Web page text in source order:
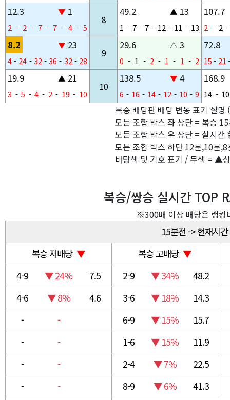
12.3 ▼ 1
2 - 2 - 7 - 7 - 4 - 5
8
49.2 ▲ 13
1 - 7 - 7 - 12 - 11 - 13
107.7
2 - 2 -
8.2 ▼ 23
4- 24 - 32 -36 - 32 - 28
9
29.6 △ 3
0 - 1 - 2 - 1 - 1 - 2
72.8
15 - 21
19.9 ▲ 21
3 - 5 - 4 - 2 - 19 - 10
10
138.5 ▼ 4
6 - 16 - 14 - 12 - 10 - 9
168.9
14 - 10
복승 배당판 배당 변동 표기 설
모든 조합 박스 좌 상단 = 복승
모든 조합 박스 우 상단 = 실시
모든 조합 박스 하단 12분,10분
바탕색 및 기호 표기 / 무색 = ▲
복승/쌍승 실시간 TOP
※300배 이상 배당은 랭킹
15분전 -> 현재시
복승 저배당 ▼ 복승 고배당 ▼
4-9
▼ 24% 7.5 2-9 ▼ 34% 48.2
4-6
▼ 8% 4.6 3-6 ▼ 18%
14.3
-
- 6-9 ▼ 15%
15.7
-
- 1-6 ▼ 15%
11.9
-
- 2-4 ▼ 7%
22.5
-
- 8-9 ▼ 6%
41.3